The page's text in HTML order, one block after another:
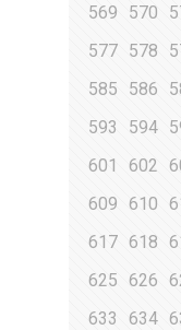
569
570
577 578
585
586
593
594
601
602
609
610
617 618
625
626
633
634